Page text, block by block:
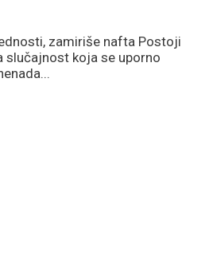
zamiriše nafta Postoji
slučajnost koja se uporno